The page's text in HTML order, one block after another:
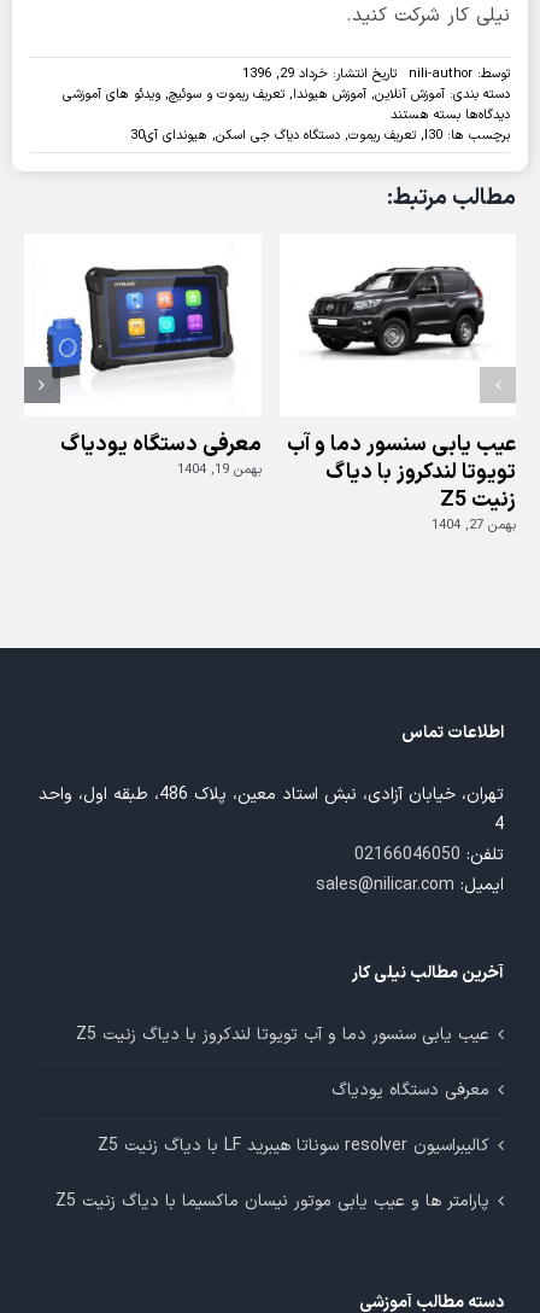
نیلی کار شرکت کنید.
توسط: nili-author
تاریخ انتشار: خرداد 29, 1396
دسته بندی: آموزش آنلاین, آموزش هیوندا, تعریف ریموت و سوئیچ, ویدئو های آموزشی
دیدگاه‌ها برای
ویدئو:تعریف
ریموت
هیوندایی
i30
اسکن
بسته هستند
برچسب ها: I30
, تعریف ریموت, دستگاه دیاگ جی اسکن, هیوندای آی30
مطالب مرتبط:
عیب یابی سنسور دما و آب
تویوتا لندکروز با دیاگ
زنیت Z5
بهمن 27, 1404
معرفی دستگاه یودیاگ
بهمن 19, 1404
اطلاعات تماس
تهران، خیابان آزادی، نبش استاد معین، پلاک 486، طبقه اول، واحد
4
تلفن: 02166046050
ایمیل: sales@nilicar.com
آخرین مطالب نیلی کار
عیب یابی سنسور دما و آب تویوتا لندکروز با دیاگ زنیت Z5
معرفی دستگاه یودیاگ
کالیبراسیون resolver سوناتا هیبرید LF با دیاگ زنیت Z5
پارامتر ها و عیب یابی موتور نیسان ماکسیما با دیاگ زنیت Z5
دسته مطالب آموزشی